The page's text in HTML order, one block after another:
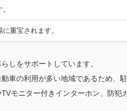
重宝されます。
しをサポートしています。
車の利用が多い地域であるため、駐
モニター付きインターホン、防犯